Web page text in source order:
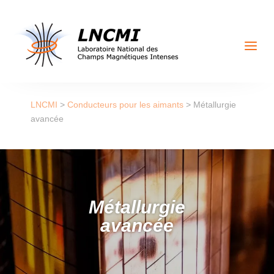
a
LNCMI > Conducteurs pour les aimants> Métallurgie
avancée
Métallurgie
avancée